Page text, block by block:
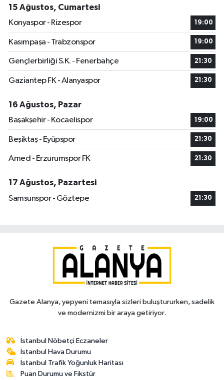
15 Ağustos, Cumartesi
Konyaspor - Rizespor
19:00
Kasımpaşa - Trabzonspor 19:00
Gençlerbirliği S.K. - Fenerbahçe 21:30
Gaziantep FK - Alanyaspor 21:30
16 Ağustos, Pazar
Başakşehir - Kocaelispor
19:00
Beşiktaş - Eyüpspor 21:30
Amed - Erzurumspor FK 21:30
17 Ağustos, Pazartesi
Samsunspor - Göztepe
21:30
Gazete Alanya, yepyeni temasıyla sizleri buluştururken, sadelik
ve modernizmi bir araya getiriyor.
İstanbul Nöbetçi Eczaneler
İstanbul Hava Durumu
İstanbul Trafik Yoğunluk Haritası
Puan Durumu ve Fikstür